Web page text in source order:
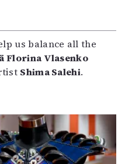
us balance all the
Florina Vlasenko
Shima Salehi.